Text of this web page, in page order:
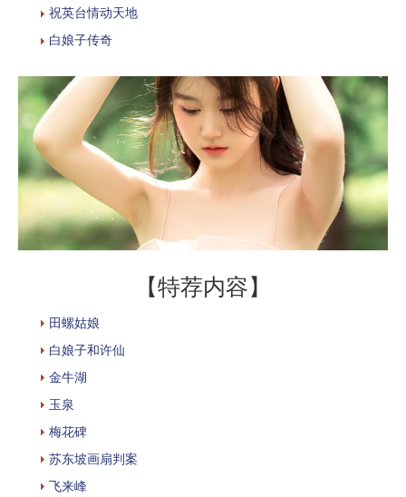
祝英台情动天地
白娘子传奇
【特荐内容】
田螺姑娘
白娘子和许仙
金牛湖
玉泉
梅花碑
苏东坡画扇判案
飞来峰